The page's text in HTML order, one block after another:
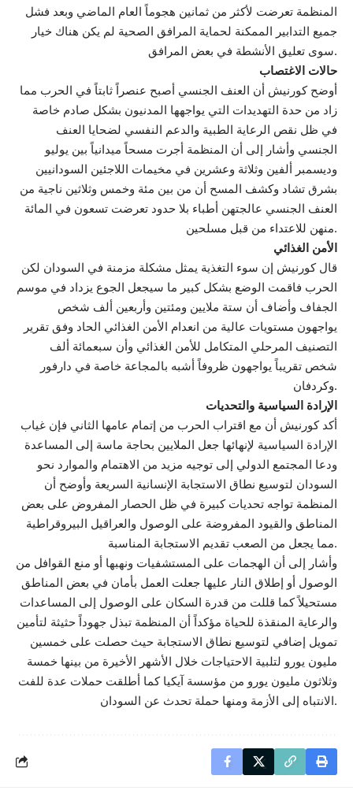
المنظمة تعرضت لأكثر من ثمانين هجوماً العام الماضي وبعد فشل
جميع التدابير الممكنة لحماية المرافق الصحية لم يكن هناك خيار
سوى تعليق الأنشطة في بعض المرافق.
حالات الاغتصاب
أوضح كورنيش أن العنف الجنسي أصبح عنصراً ثابتاً في الحرب مما
زاد من حدة التهديدات التي يواجهها المدنيون بشكل صادم خاصة
في ظل نقص الرعاية الطبية والدعم النفسي لضحايا العنف
الجنسي وأشار إلى أن المنظمة أجرت مسحاً ميدانياً بين يوليو
وديسمبر ألفين وثلاثة وعشرين في مخيمات اللاجئين السودانيين
بشرق تشاد وكشف المسح أن من بين مئة وخمس وثلاثين ناجية من
العنف الجنسي عالجتهن أطباء بلا حدود تعرضت تسعون في المائة
منهن للاعتداء من قبل مسلحين.
الأمن الغذائي
قال كورنيش إن سوء التغذية يمثل مشكلة مزمنة في السودان لكن
الحرب فاقمت الوضع بشكل كبير ما سيجعل الجوع يزداد في موسم
الجفاف وأضاف أن ستة ملايين ومئتين وأربعين ألف شخص
يواجهون مستويات عالية من انعدام الأمن الغذائي الحاد وفق تقرير
التصنيف المرحلي المتكامل للأمن الغذائي وأن سبعمائة ألف
شخص تقريباً يواجهون ظروفاً أشبه بالمجاعة خاصة في دارفور
وكردفان.
الإرادة السياسية والتحديات
أكد كورنيش أن مع اقتراب الحرب من إتمام عامها الثاني فإن غياب
الإرادة السياسية لإنهائها جعل الملايين بحاجة ماسة إلى المساعدة
ودعا المجتمع الدولي إلى توجيه مزيد من الاهتمام والموارد نحو
السودان لتوسيع نطاق الاستجابة الإنسانية السريعة وأوضح أن
المنظمة تواجه تحديات كبيرة في ظل الحصار المفروض على بعض
المناطق والقيود المفروضة على الوصول والعراقيل البيروقراطية
مما يجعل من الصعب تقديم الاستجابة المناسبة.
وأشار إلى أن الهجمات على المستشفيات ونهبها أو منع القوافل من
الوصول أو إطلاق النار عليها جعلت العمل بأمان في بعض المناطق
مستحيلاً كما قللت من قدرة السكان على الوصول إلى المساعدات
والرعاية المنقذة للحياة مؤكداً أن المنظمة تبذل جهوداً حثيثة لتأمين
تمويل إضافي لتوسيع نطاق الاستجابة حيث حصلت على خمسين
مليون يورو لتلبية الاحتياجات خلال الأشهر الأخيرة من بينها خمسة
وثلاثون مليون يورو من مؤسسة آيكيا كما أطلقت حملات عدة للفت
الانتباه إلى الأزمة ومنها حملة تحدث عن السودان.